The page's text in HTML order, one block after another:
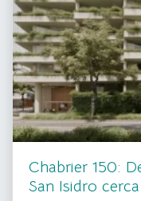
Chabrier 150:
San Isidro